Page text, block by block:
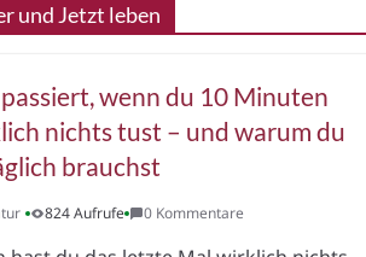
und Jetzt leben
wenn du 10 Minuten
nichts tust – und warum du
brauchst
824 Aufrufe 0 Kommentare